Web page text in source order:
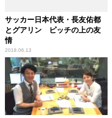
サッカー日本代表・長友佑都
とグアリン ピッチの上の友
情
2018.06.13